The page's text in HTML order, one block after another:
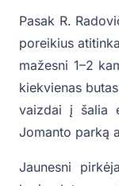
Pasak R.
poreikius
mažesni 1–2
kiekvienas
vaizdai į šalia
Jomanto parką
Jaunesni